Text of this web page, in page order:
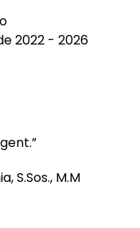
2022 - 2026
S.Sos., M.M